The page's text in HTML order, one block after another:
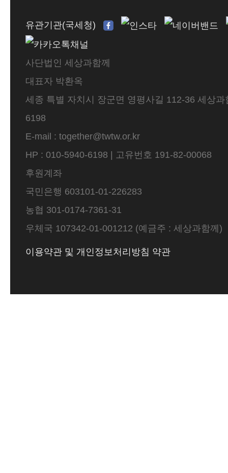
유관기관(국세청)
사단법인 세상과함께
대표자 박환옥
세종 특별 자치시 장군면 영평사길 112-36 세상
6198
E-mail : together@twtw.or.kr
HP : 010-5940-6198 | 고유번호 191-82-00068
후원계좌
국민은행 603101-01-226283
농협 301-0174-7361-31
우체국 107342-01-001212 (예금주 : 세상과함께)
이용약관 및 개인정보처리방침 약관